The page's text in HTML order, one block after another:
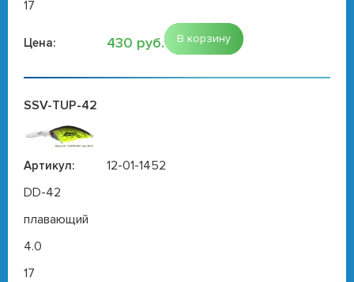
17
Цена: 430 руб. В корзину
SSV-TUP-42
Артикул:
12-01-1452
DD-42
плавающий
4.0
17